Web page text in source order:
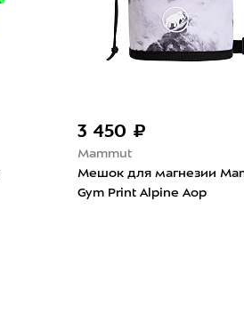
3 450 ₽
Mammut
Мешок для магнезии
Gym Print Alpine Aop